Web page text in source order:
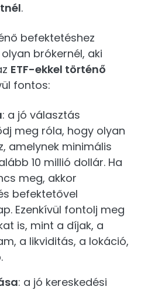
.
befektetéshez
brókernél, aki
ETF-ekkel történő
fontos:
: a jó választás
meg róla, hogy olyan
amelynek minimális
10 millió dollár. Ha
meg, akkor
befektetővel
Ezenkívül fontolj meg
is, mint a díjak, a
a likviditás, a lokáció,
: a jó kereskedési